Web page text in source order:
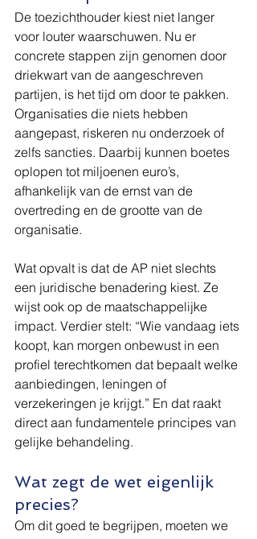
De toezichthouder kiest niet langer
voor louter waarschuwen. Nu er
concrete stappen zijn genomen door
driekwart van de aangeschreven
partijen, is het tijd om door te pakken.
Organisaties die niets hebben
aangepast, riskeren nu onderzoek of
zelfs sancties. Daarbij kunnen boetes
oplopen tot miljoenen euro’s,
afhankelijk van de ernst van de
overtreding en de grootte van de
organisatie.
Wat opvalt is dat de AP niet slechts
een juridische benadering kiest. Ze
wijst ook op de maatschappelijke
impact. Verdier stelt: “Wie vandaag iets
koopt, kan morgen onbewust in een
profiel terechtkomen dat bepaalt welke
aanbiedingen, leningen of
verzekeringen je krijgt.” En dat raakt
direct aan fundamentele principes van
gelijke behandeling.
Wat zegt de wet eigenlijk
precies?
Om dit goed te begrijpen, moeten we